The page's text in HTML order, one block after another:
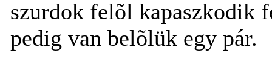
szurdok felõl kapaszkodik
pedig van belõlük egy pár.